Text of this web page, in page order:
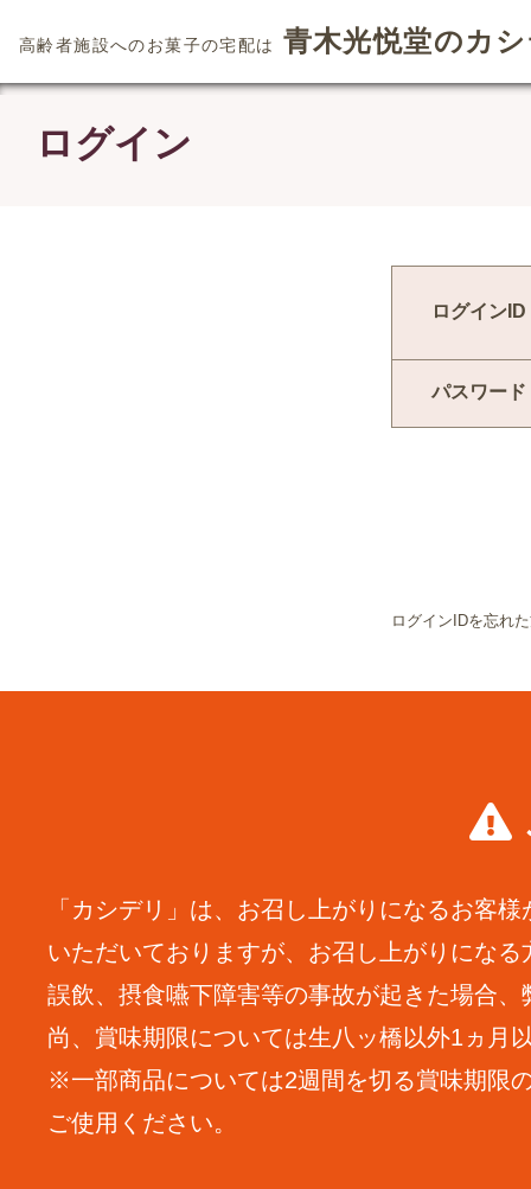
高齢者施設へのお菓子の宅配は 青木光悦堂のカ
ログイン
ログインID
パスワード
ログインIDを忘れ
「カシデリ」は、お召し上がりになるお客
いただいておりますが、お召し上がりにな
誤飲、摂食嚥下障害等の事故が起きた場合
尚、賞味期限については生八ッ橋以外1ヵ月
※一部商品については2週間を切る賞味期限
ご使用ください。